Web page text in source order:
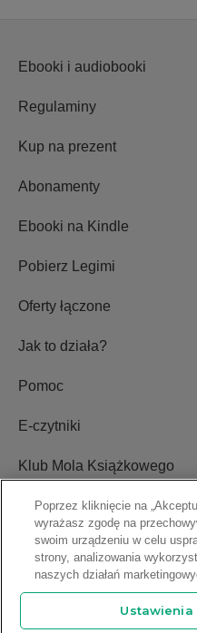
Ebooki i audiobooki
Regulaminy
Kup na prezent
Abonamenty
Ebooki na Kindle
Pobierz Legimi
Oferty łączone
Jak to działa?
Pomoc
E-czytniki
Klub Mola Książkowego
Ustawienia plików cookie
Blog
Relacje inwestorskie
Poprzez kliknięcie na
wyrażasz zgodę na
swoim urządzeniu w celu
strony, analizowania
naszych działań
Ustawienia